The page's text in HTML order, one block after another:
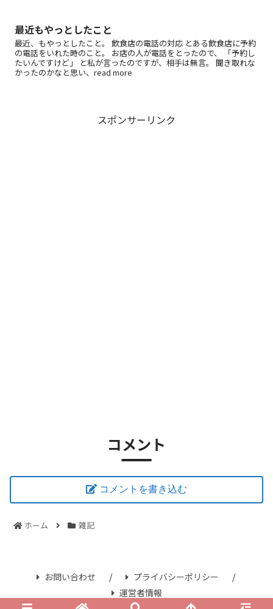
最近もやっとしたこと
最近、もやっとしたこと。 飲食店の電話の対応 とある飲食店に予約
の電話をいれた時のこと。 お店の人が電話をとったので、 「予約し
たいんですけど」 と私が言ったのですが、相手は無言。 聞き取れな
かったのかなと思い、read more
スポンサーリンク
コメント
コメントを書き込む
ホーム 雑記
お問い合わせ
プライバシーポリシー
運営者情報